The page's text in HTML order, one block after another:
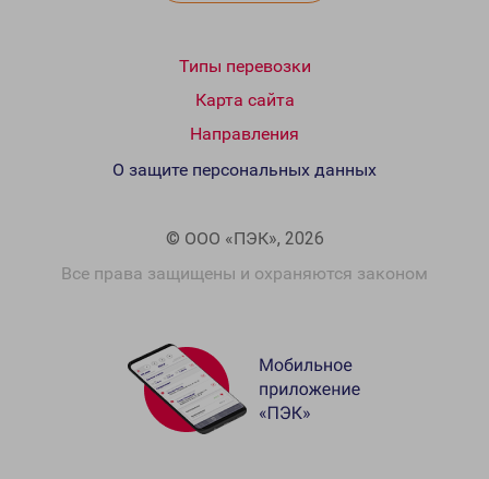
Типы перевозки
Карта сайта
Направления
© ООО «ПЭК», 2026
Все права защищены и охраняются законом
О защите персональных данных